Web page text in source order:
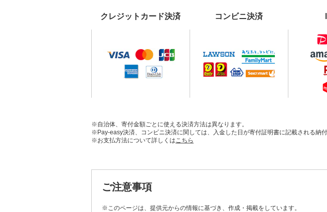
クレジットカード決済 コンビニ決済
※自治体、寄付金額ごとに使える決済方法は異なります。
※Pay-easy決済、コンビニ決済に関しては、入金した日が寄付証明書に記載される納付
※お支払方法について詳しくはこちら
ご注意事項
※このページは、提供元からの情報に基づき、作成・掲載をしています。